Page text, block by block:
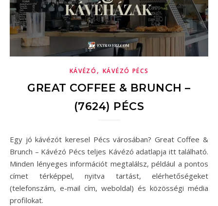
KÁVÉZÓ , KÁVÉZÓ PÉCS
GREAT COFFEE & BRUNCH –
(7624) PÉCS
Egy jó kávézót keresel Pécs városában? Great Coffee &
Brunch – Kávézó Pécs teljes Kávézó adatlapja itt található.
Minden lényeges információt megtalálsz, például a pontos
címet térképpel, nyitva tartást, elérhetőségeket
(telefonszám, e-mail cím, weboldal) és közösségi média
profilokat.